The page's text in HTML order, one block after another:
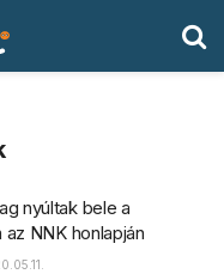
nyúltak bele a
NNK honlapján